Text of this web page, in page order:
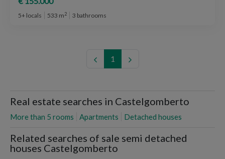
5+ locals 533 m2 3 bathrooms
1
Real estate searches in Castelgomberto
More than 5 rooms Apartments Detached houses
Related searches of sale semi detached
houses Castelgomberto